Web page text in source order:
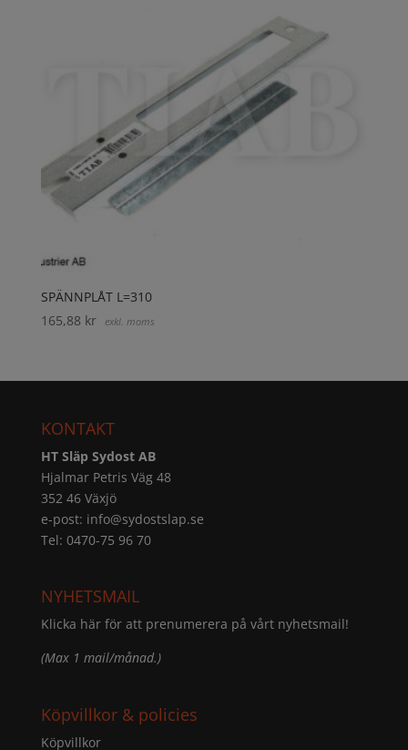
SPÄNNPLÅT L=310
165,88 kr exkl. moms
KONTAKT
HT Släp Sydost AB
Hjalmar Petris Väg 48
352 46 Växjö
e-post: info@sydostslap.se
Tel: 0470-75 96 70
NYHETSMAIL
Klicka här för att prenumerera på vårt nyhetsmail!
(Max 1 mail/månad.)
Köpvillkor & policies
Köpvillkor